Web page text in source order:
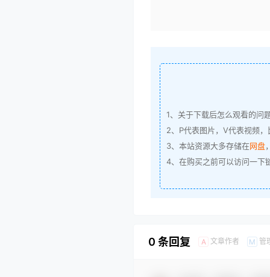
1、关于下载后怎么观看的问
2、P代表图片，V代表视频
3、本站资源大多存储在网盘
4、在购买之前可以访问一下
0 条回复 A 文章作者 M 管